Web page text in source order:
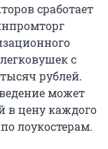
сработает
с
рублей.
может
в цену каждого
лоукостерам.